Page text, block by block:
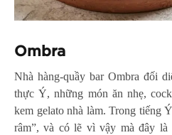
Ombra
Nhà hàng-quầy bar Ombra đối
thực Ý, những món ăn nhẹ,
kem gelato nhà làm. Trong tiếng
râm”, và có lẽ vì vậy mà đây